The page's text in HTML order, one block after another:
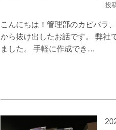
投
こんにちは！管理部のカピバラ
から抜け出したお話です。 弊社
ました。 手軽に作成でき…